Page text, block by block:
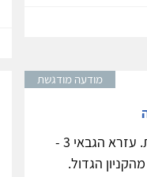
מודעה מודגשת
קליניקה מהממת וחדשה להשכרה בפ'ת. עזרא הגבאי 3 -
דק הליכה מהקניון הגדול.